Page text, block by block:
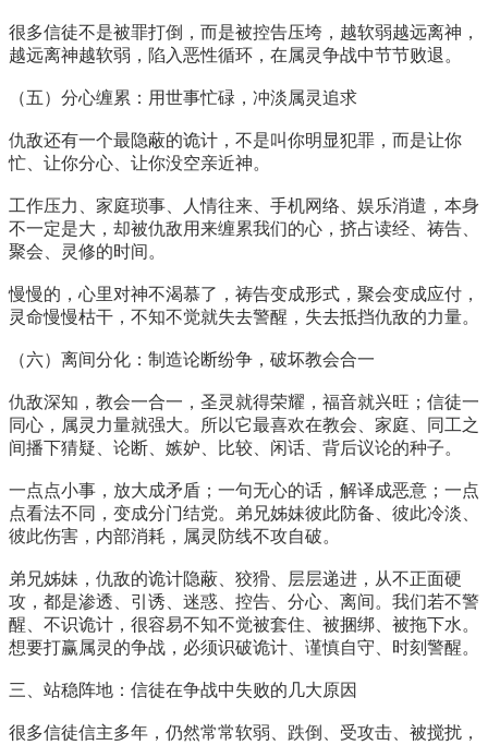
很多信徒不是被罪打倒，而是被控告压垮，越软弱越远离神，
越远离神越软弱，陷入恶性循环，在属灵争战中节节败退。
（五）分心缠累：用世事忙碌，冲淡属灵追求
仇敌还有一个最隐蔽的诡计，不是叫你明显犯罪，而是让你
忙、让你分心、让你没空亲近神。
工作压力、家庭琐事、人情往来、手机网络、娱乐消遣，本身
不一定是大，却被仇敌用来缠累我们的心，挤占读经、祷告、
聚会、灵修的时间。
慢慢的，心里对神不渴慕了，祷告变成形式，聚会变成应付，
灵命慢慢枯干，不知不觉就失去警醒，失去抵挡仇敌的力量。
（六）离间分化：制造论断纷争，破坏教会合一
仇敌深知，教会一合一，圣灵就得荣耀，福音就兴旺；信徒一
同心，属灵力量就强大。所以它最喜欢在教会、家庭、同工之
间播下猜疑、论断、嫉妒、比较、闲话、背后议论的种子。
一点点小事，放大成矛盾；一句无心的话，解译成恶意；一点
点看法不同，变成分门结党。弟兄姊妹彼此防备、彼此冷淡、
彼此伤害，内部消耗，属灵防线不攻自破。
弟兄姊妹，仇敌的诡计隐蔽、狡猾、层层递进，从不正面硬
攻，都是渗透、引诱、迷惑、控告、分心、离间。我们若不警
醒、不识诡计，很容易不知不觉被套住、被捆绑、被拖下水。
想要打赢属灵的争战，必须识破诡计、谨慎自守、时刻警醒。
三、站稳阵地：信徒在争战中失败的几大原因
很多信徒信主多年，仍然常常软弱、跌倒、受攻击、被搅扰，